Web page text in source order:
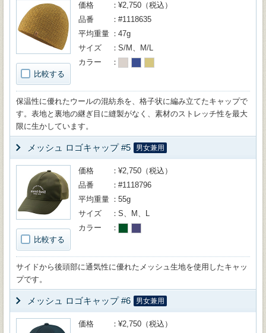
比較する
価格
¥2,750（税込）
品番
#1118635
平均重量
47g
サイズ
S/M、M/L
カラー
保温性に優れたウールの混紡糸を、格子状に編み立てたキャップで
す。表地と裏地の継ぎ目に縫製がなく、素材のストレッチ性を最大
限に生かしています。
メッシュ ロゴキャップ #5 男女兼用
比較する
価格
¥2,750（税込）
品番
#1118796
平均重量
55g
サイズ
S、M、L
カラー
サイドから後頭部に通気性に優れたメッシュ生地を使用したキャッ
プです。
メッシュ ロゴキャップ #6 男女兼用
価格
¥2,750（税込）